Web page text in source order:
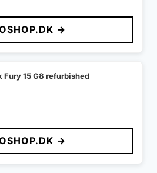
→
Fury 15 G8 refurbished
→